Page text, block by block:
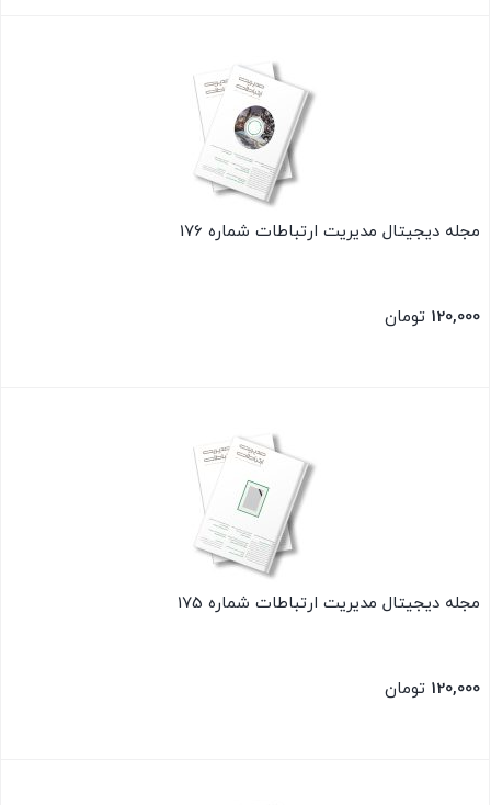
مجله دیجیتال مدیریت ارتباطات شماره 176
120,000 تومان
مجله دیجیتال مدیریت ارتباطات شماره 175
120,000 تومان